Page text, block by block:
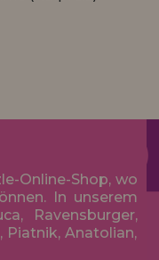
Online-Shop, wo
In unserem
Ravensburger,
Piatnik, Anatolian,